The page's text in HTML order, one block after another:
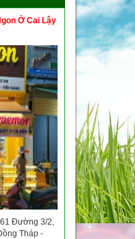
Ở Cai Lậy
Đường 3/2,
Tháp -